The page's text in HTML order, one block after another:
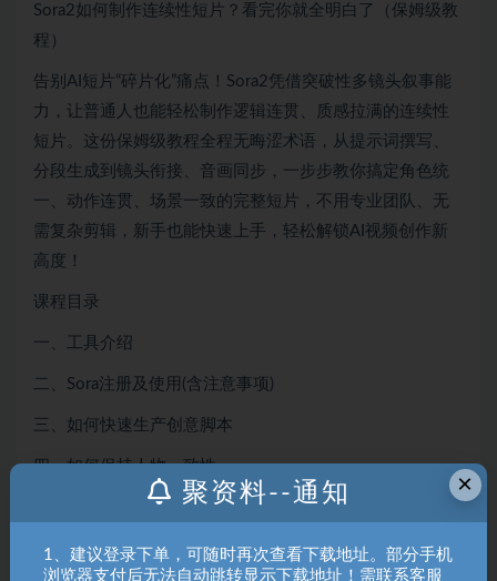
Sora2如何制作连续性短片？看完你就全明白了（保姆级教
程）
告别AI短片“碎片化”痛点！Sora2凭借突破性多镜头叙事能
力，让普通人也能轻松制作逻辑连贯、质感拉满的连续性
短片。这份保姆级教程全程无晦涩术语，从提示词撰写、
分段生成到镜头衔接、音画同步，一步步教你搞定角色统
一、动作连贯、场景一致的完整短片，不用专业团队、无
需复杂剪辑，新手也能快速上手，轻松解锁AI视频创作新
高度！
课程目录
一、工具介绍
二、Sora注册及使用(含注意事项)
三、如何快速生产创意脚本
四、如何保持人物一致性
五、如何保持音色一致性
六、如何提升视频清晰度及剪辑技巧
×
聚资料--通知
1、建议登录下单，可随时再次查看下载地址。部分手机
浏览器支付后无法自动跳转显示下载地址！需联系客服